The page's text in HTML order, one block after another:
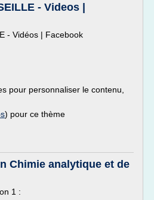
- Videos |
- Vidéos | Facebook
pour personnaliser le contenu,
) pour ce thème
Chimie analytique et de
1 :